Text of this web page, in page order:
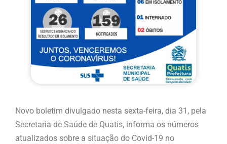
Novo boletim divulgado nesta sexta-feira, dia 31, pela
Secretaria de Saúde de Quatis, informa os números
atualizados sobre a situação do Covid-19 no